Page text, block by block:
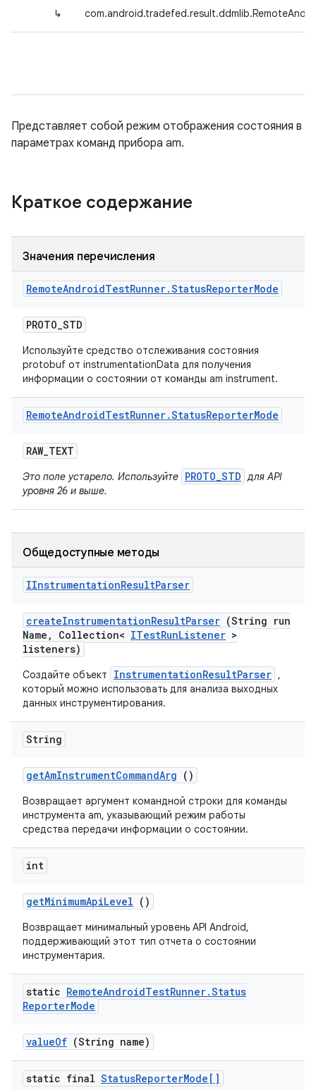
↳
Представляет собой режим отображения состояния в
параметрах команд прибора am.
Краткое содержание
Значения перечисления
RemoteAndroidTestRunner.StatusReporterMode
PROTO_STD
Используйте средство отслеживания состояния
protobuf от instrumentationData для получения
информации о состоянии от команды am instrument.
RemoteAndroidTestRunner.StatusReporterMode
RAW_TEXT
Это поле устарело. Используйте PROTO_STD для API
уровня 26 и выше.
Общедоступные методы
IInstrumentationResultParser
createInstrumentationResultParser (String run
Name , Collection< ITestRunListener >
listeners)
Создайте объект InstrumentationResultParser ,
который можно использовать для анализа выходных
данных инструментирования.
String
getAmInstrumentCommandArg ()
Возвращает аргумент командной строки для команды
инструмента am, указывающий режим работы
средства передачи информации о состоянии.
int
getMinimumApiLevel ()
Возвращает минимальный уровень API Android,
поддерживающий этот тип отчета о состоянии
инструментария.
static RemoteAndroidTestRunner.Status
ReporterMode
valueOf (String name)
static final StatusReporterMode[]